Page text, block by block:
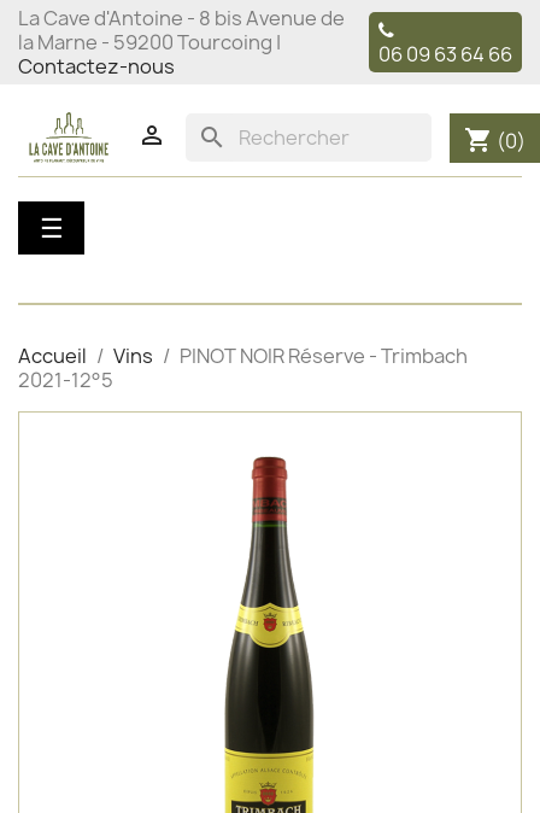
La Cave d'Antoine - 8 bis Avenue de
la Marne - 59200 Tourcoing |
Contactez-nous
06 09 63 64 66
 search shopping_cart (0)
Basculer
la
☰
Accueil Vins
PINOT NOIR Réserve - Trimbach
2021-12°5